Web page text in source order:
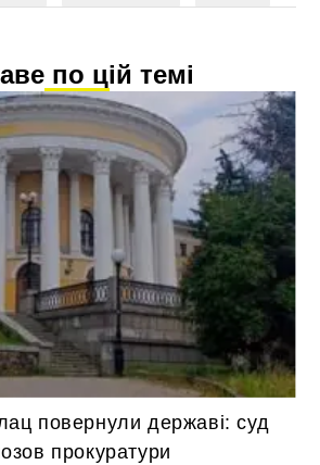
по цій темі
повернули державі: суд
прокуратури